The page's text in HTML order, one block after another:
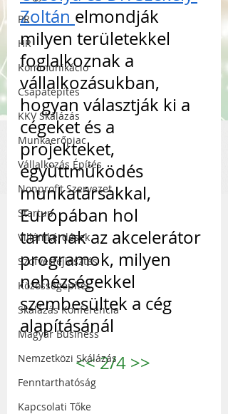
PR
HR
Kommunikáció
Csapatépítés
KKV Skálázás
Munkaerőpiac
Vállalkozás Építés
Nonprofit Szervezet
Startup
Villámkérdések
Szofverfejlesztés
Közösségépítés
Skálázás Konferencia
Magyar Business
Nemzetközi Skálázás
Fenntarthatóság
Kapcsolati Tőke
Zoltán elmondják
milyen területekkel
foglalkoznak a
vállalkozásukban,
hogyan választják ki a
cégeket és a
projekteket,
együttműködés
munkatársakkal,
Európában hol
tartanak az akcelerátor
programok, milyen
nehézségekkel
szembesültek a cég
alapításánál
<< 2/4 >>